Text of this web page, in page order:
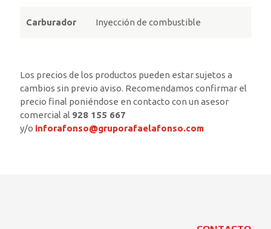
Carburador Inyección de combustible
Los precios de los productos pueden estar sujetos a
cambios sin previo aviso. Recomendamos confirmar el
precio final poniéndose en contacto con un asesor
comercial al 928 155 667
y/o inforafonso@gruporafaelafonso.com